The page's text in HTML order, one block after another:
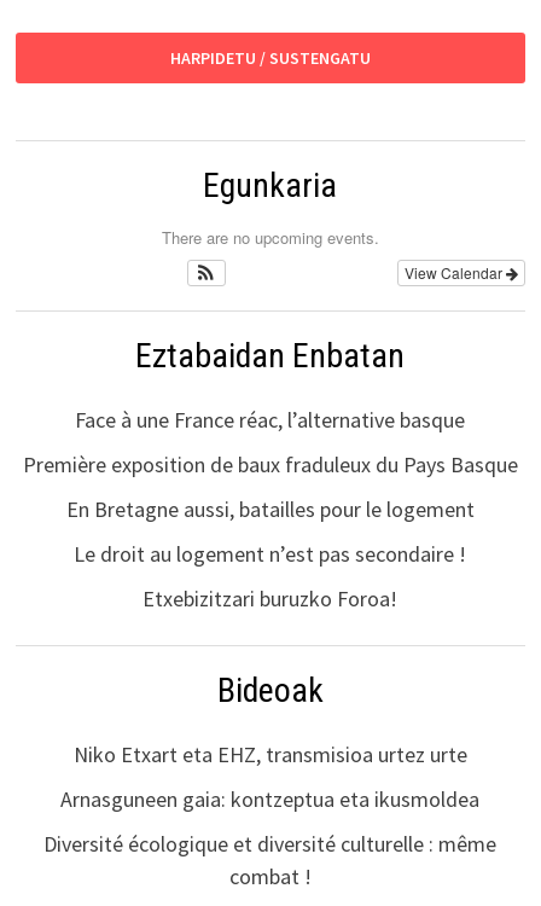
HARPIDETU / SUSTENGATU
Egunkaria
There are no upcoming events.
View Calendar
Eztabaidan Enbatan
Face à une France réac, l’alternative basque
Première exposition de baux fraduleux du Pays Basque
En Bretagne aussi, batailles pour le logement
Le droit au logement n’est pas secondaire !
Etxebizitzari buruzko Foroa!
Bideoak
Niko Etxart eta EHZ, transmisioa urtez urte
Arnasguneen gaia: kontzeptua eta ikusmoldea
Diversité écologique et diversité culturelle : même
combat !